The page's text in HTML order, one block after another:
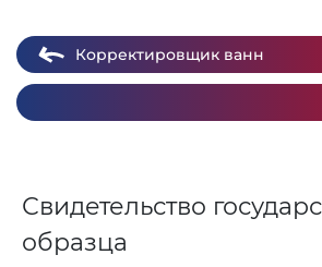
Корректировщик ванн
Свидетельство
образца